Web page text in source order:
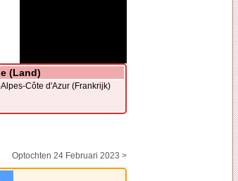
(Land)
Côte d'Azur (Frankrijk)
Optochten 24 Februari 2023 >